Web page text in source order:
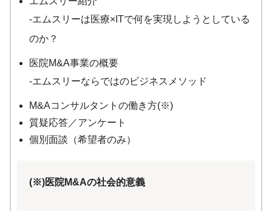
-エムスリーは医療×ITで何を実現しようとしている
のか？
医院M&A事業の概要
-エムスリーならではのビジネスメソッド
M&Aコンサルタントの働き方(※)
質疑応答／アンケート
個別面談（希望者のみ）
(※)医院M&Aの社会的意義